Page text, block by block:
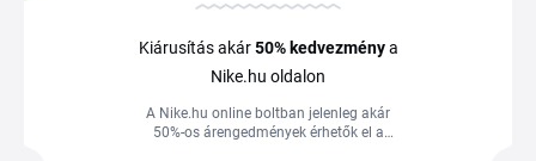
Dunk. A Nike Run Club és Training Club támogatja az edzeni
vágyókat ingyen, és a klubtagok számára számos exkluzív
Kiárusítás akár50% kedvezménya
Nike.hu oldalon
A Nike.hu online boltban jelenleg akár
50%-os árengedmények érhetők el a